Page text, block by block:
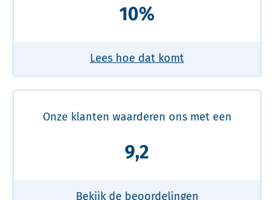
10%
Lees hoe dat komt
Onze klanten waarderen ons met een
9,2
Bekijk de beoordelingen